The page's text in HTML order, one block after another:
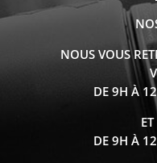
NOUS VOUS
DE 9H À
DE 9H À